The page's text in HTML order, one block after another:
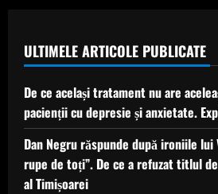
ULTIMELE ARTICOLE PUBLICATE
De ce același tratament nu are
pacienții cu depresie și anxietate.
Dan Negru răspunde după ironiile lui
rupe de toți”. De ce a refuzat titlul
al Timișoarei